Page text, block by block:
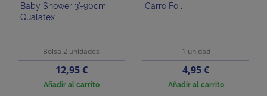
Baby Shower 3'-90cm
Qualatex
Bolsa 2 unidades
Precio
12,95 €
Añadir al carrito
Carro Foil
1 unidad
Precio
4,95 €
Añadir al carrito